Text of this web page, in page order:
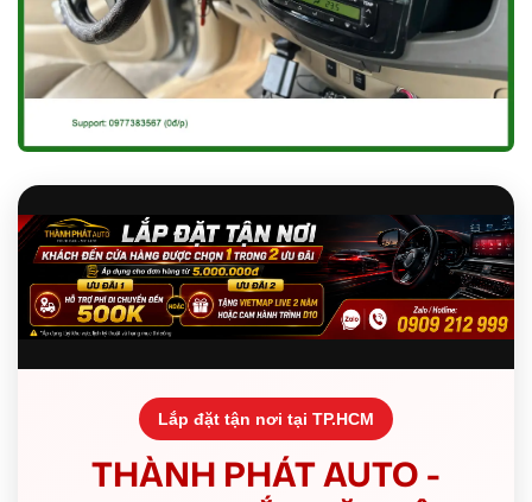
Lắp đặt tận nơi tại TP.HCM
THÀNH PHÁT AUTO -